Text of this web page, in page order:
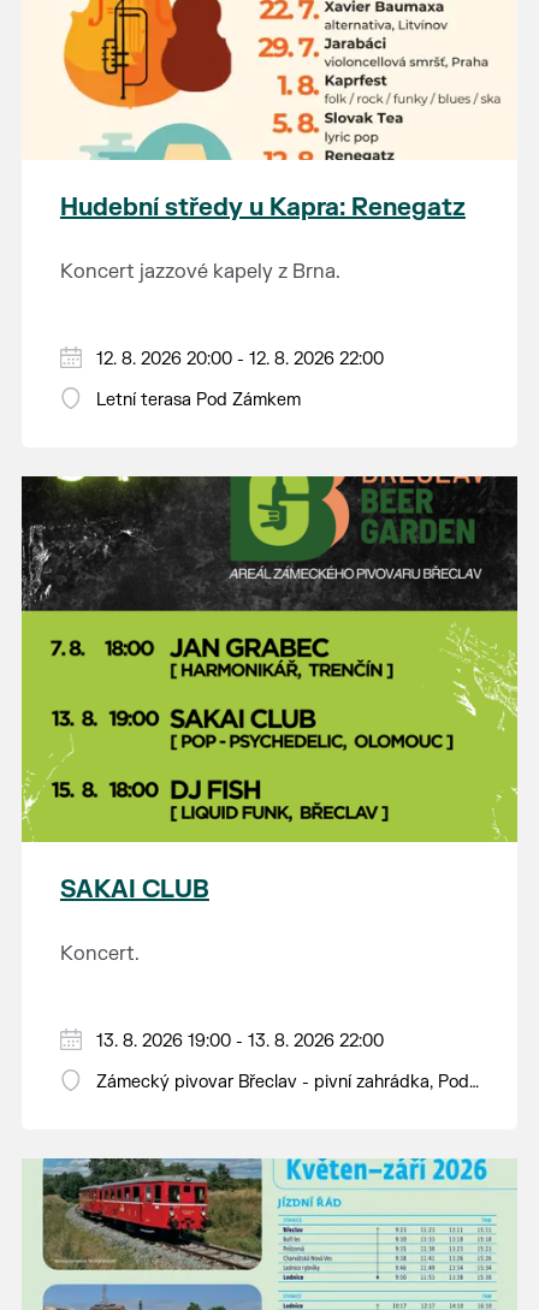
Hudební středy u Kapra: Renegatz
Koncert jazzové kapely z Brna.
12. 8. 2026 20:00 - 12. 8. 2026 22:00
Letní terasa Pod Zámkem
SAKAI CLUB
Koncert.
13. 8. 2026 19:00 - 13. 8. 2026 22:00
Zámecký pivovar Břeclav - pivní zahrádka, Pod